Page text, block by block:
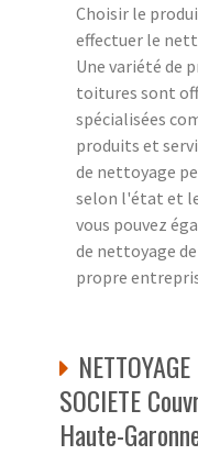
Choisir le
effectuer le
Une variété de
toitures sont
spécialisées
produits et
de nettoyage
selon l'état et
vous pouvez
de nettoyage
propre
SOCIETE
Haute-